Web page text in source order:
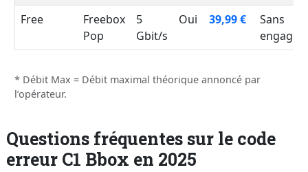
Free
Freebox
Pop
5
Gbit/s
Oui 39,99 €
Sans
* Débit Max = Débit maximal théorique annoncé par
l’opérateur.
Questions fréquentes sur le code
erreur C1 Bbox en 2025